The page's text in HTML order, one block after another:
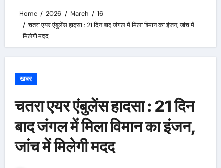
Home 2026 March
16
चतरा एयर एंबुलेंस हादसा : 21 दिन बाद जंगल में मिला विमान का इंजन, जांच में
मिलेगी मदद
खबर
चतरा एयर एंबुलेंस हादसा : 21 दिन
बाद जंगल में मिला विमान का इंजन,
जांच में मिलेगी मदद